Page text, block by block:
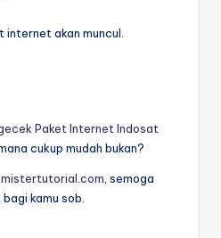
internet akan muncul.
Paket Internet Indosat
cukup mudah bukan?
mistertutorial.com , semoga
kamu sob.